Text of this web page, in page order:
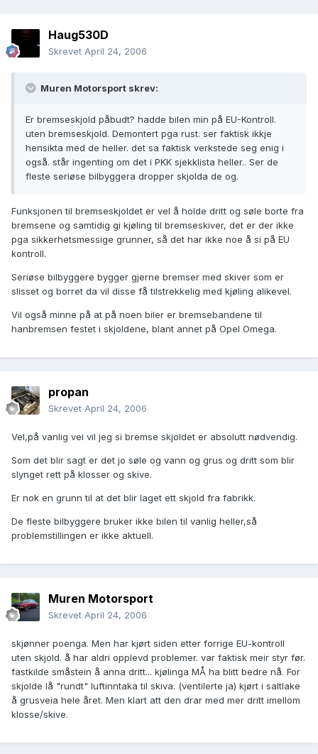
Haug530D
Skrevet April 24, 2006
Muren Motorsport skrev:
Er bremseskjold påbudt? hadde bilen min på EU-Kontroll.
uten bremseskjold. Demontert pga rust. ser faktisk ikkje
hensikta med de heller. det sa faktisk verkstede seg enig i
også. står ingenting om det i PKK sjekklista heller.. Ser de
fleste seriøse bilbyggera dropper skjolda de og.
Funksjonen til bremseskjoldet er vel å holde dritt og søle borte fra
bremsene og samtidig gi kjøling til bremseskiver, det er der ikke
pga sikkerhetsmessige grunner, så det har ikke noe å si på EU
kontroll.
Seriøse bilbyggere bygger gjerne bremser med skiver som er
slisset og borret da vil disse få tilstrekkelig med kjøling alikevel.
Vil også minne på at på noen biler er bremsebandene til
hanbremsen festet i skjoldene, blant annet på Opel Omega.
propan
Skrevet April 24, 2006
Vel,på vanlig vei vil jeg si bremse skjoldet er absolutt nødvendig.
Som det blir sagt er det jo søle og vann og grus og dritt som blir
slynget rett på klosser og skive.
Er nok en grunn til at det blir laget ett skjold fra fabrikk.
De fleste bilbyggere bruker ikke bilen til vanlig heller,så
problemstillingen er ikke aktuell.
Muren Motorsport
Skrevet April 24, 2006
skjønner poenga. Men har kjørt siden etter forrige EU-kontroll
uten skjold. å har aldri opplevd problemer. var faktisk meir styr før.
fastkilde småstein å anna dritt... kjølinga MÅ ha blitt bedre nå. For
skjolde lå "rundt" luftinntaka til skiva. (ventilerte ja) kjørt i saltlake
å grusveia hele året. Men klart att den drar med mer dritt imellom
klosse/skive.